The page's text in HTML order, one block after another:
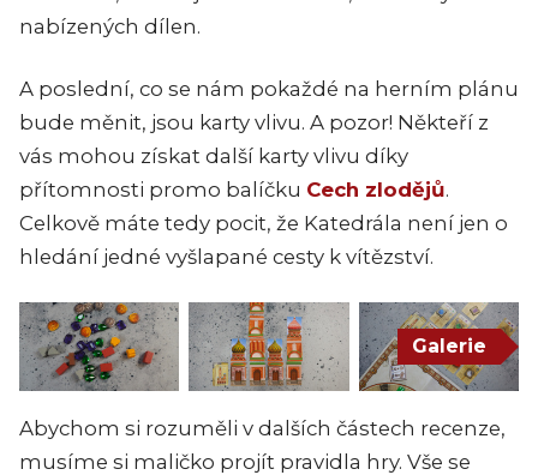
nabízených dílen.
A poslední, co se nám pokaždé na herním plánu
bude měnit, jsou karty vlivu. A pozor! Někteří z
vás mohou získat další karty vlivu díky
přítomnosti promo balíčku Cech zlodějů.
Celkově máte tedy pocit, že Katedrála není jen o
hledání jedné vyšlapané cesty k vítězství.
Galerie
Abychom si rozuměli v dalších částech recenze,
musíme si maličko projít pravidla hry. Vše se